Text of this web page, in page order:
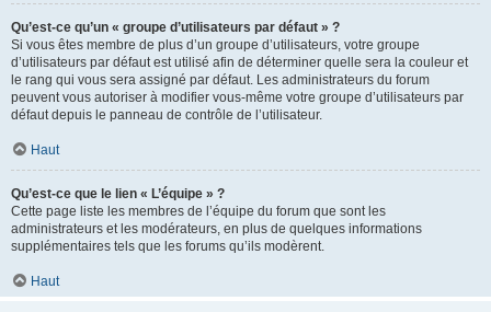
Qu’est-ce qu’un « groupe d’utilisateurs par défaut » ?
Si vous êtes membre de plus d’un groupe d’utilisateurs, votre groupe
d’utilisateurs par défaut est utilisé afin de déterminer quelle sera la couleur et
le rang qui vous sera assigné par défaut. Les administrateurs du forum
peuvent vous autoriser à modifier vous-même votre groupe d’utilisateurs par
défaut depuis le panneau de contrôle de l’utilisateur.
Haut
Qu’est-ce que le lien « L’équipe » ?
Cette page liste les membres de l’équipe du forum que sont les
administrateurs et les modérateurs, en plus de quelques informations
supplémentaires tels que les forums qu’ils modèrent.
Haut